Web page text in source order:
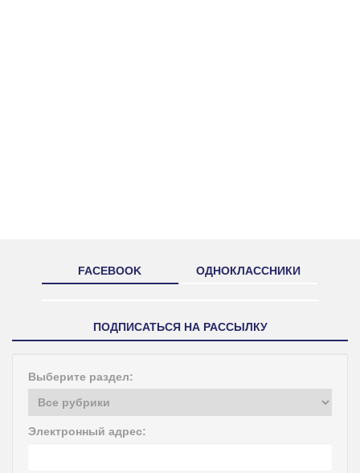
FACEBOOK ОДНОКЛАССНИКИ
ПОДПИСАТЬСЯ НА РАССЫЛКУ
Выберите раздел:
Электронный адрес: